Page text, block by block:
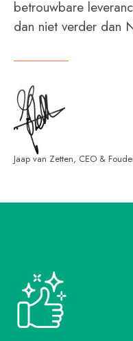
betrouwbare
dan niet verder dan
Jaap van Zetten, CEO &